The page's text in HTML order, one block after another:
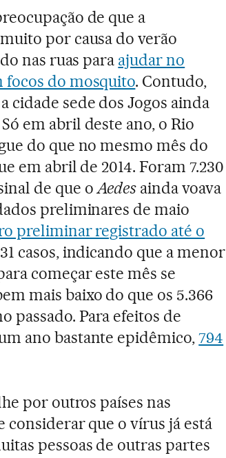
de que a
por causa do verão
nas ruas para ajudar no
focos do mosquito. Contudo,
cidade sede dos Jogos ainda
em abril deste ano, o Rio
do que no mesmo mês do
em abril de 2014. Foram 7.230
de que oAedes ainda voava
preliminares de maio
preliminar registrado até o
casos, indicando que a menor
começar este mês se
mais baixo do que os 5.366
passado. Para efeitos de
ano bastante epidêmico,794
por outros países nas
considerar que o vírus já está
pessoas de outras partes